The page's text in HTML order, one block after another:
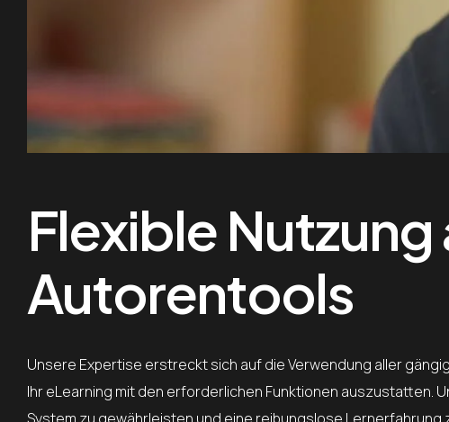
Flexible
Autorentools
Unsere Expertise erstreckt sich auf die Verwendung aller
Ihr eLearning mit den erforderlichen Funktionen auszustatten.